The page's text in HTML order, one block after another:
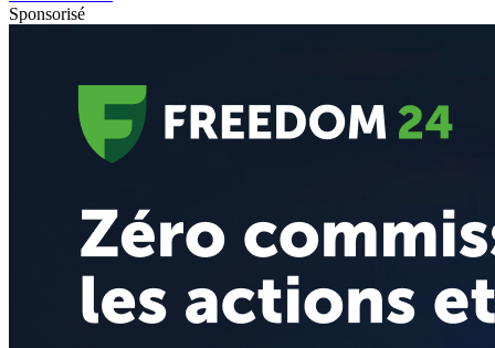
Sponsorisé